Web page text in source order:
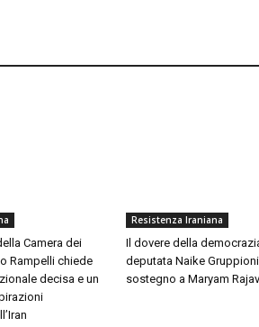
Camera dei
Rampelli chiede
decisa e un
Resistenza Iraniana
Il dovere della
deputata Naike
sostegno a Maryam